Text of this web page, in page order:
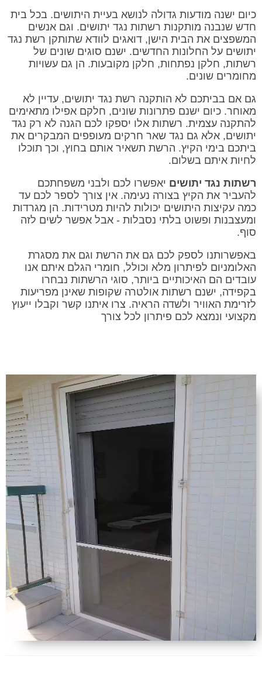
כיום ישנה מודעות גדולה לנושא בעיית היתושים. בכל בית
חדש שנבנה מותקנות רשתות נגד יתושים. וגם אנשים
המשפצים את הבית הישן, דואגים לוודא שתותקן רשת נגד
יתושים על החלונות החדשים. ישנם סוגים שונים של
רשתות, חלקן נפתחות, חלקן מקובעות. הן גם עשויות
מחומרים שונים.
גם אם בביתכם לא הותקנה רשת נגד יתושים, עדיין לא
מאוחר. כיום ישנם פתרונות שונים, חלקם אפילו מתאימים
להתקנה עצמית. רשתות אלו יספקו לכם הגנה לא רק נגד
יתושים, אלא גם נגד שאר חרקים מעופפים המבקרים את
ביתכם בימי הקיץ. הרשת תשאיר אותם בחוץ, וכך תוכלו
לחיות איתם בשלום.
רשתות נגד יתושים יאפשרו לכם ולבני משפחתכם
להעביר את הקיץ בצורה נעימה. אין צורך לספר לכם עד
כמה עקיצות היתושים יכולות להיות מטרידות. הן מגרדות
ומעצבנות ופשוט בלתי נסבלות - אבל אפשר לשים לזה
סוף.
באפשרותנו לספק לכם גם את הרשת וגם את מסגרת
האלומניום לפיתרון מלא וכולל, חומרי הגלם איתם אנו
עובדים הם האיכותיים ביותר, סוגי הרשתות נבחרו
בקפידה, ישנם רשתות אולטרה שקופות שאינן מפריעות
לזרימת האוויר ולשדה הראיה. צרו איתנו קשר וקבלו ייעוץ
מקצועי ונמצא לכם פיתרון לכל צורך